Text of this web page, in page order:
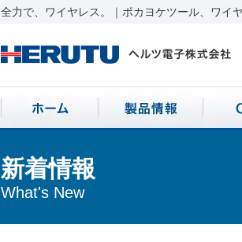
全力で、ワイヤレス。｜ポカヨケツール、ワイ
新着情報
What's New